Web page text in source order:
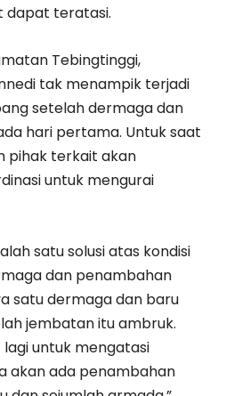
dapat teratasi.
Tebingtinggi,
tak menampik terjadi
setelah dermaga dan
hari pertama. Untuk saat
pihak terkait akan
untuk mengurai
satu solusi atas kondisi
dan penambahan
satu dermaga dan baru
jembatan itu ambruk.
untuk mengatasi
akan ada penambahan